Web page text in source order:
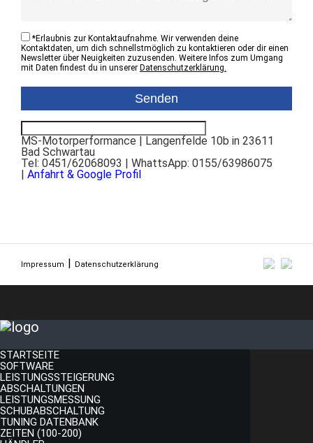
*Erlaubnis zur Kontaktaufnahme. Wir verwenden deine
Kontaktdaten, um dich schnellstmöglich zu kontaktieren oder dir einen
Newsletter über Neuigkeiten zuzusenden. Weitere Infos zum Umgang
mit Daten findest du in unserer Datenschutzerklärung.
MS-Motorperformance | Langenfelde 10b in 23611
Bad Schwartau
Tel: 0451/62068093 | WhattsApp: 0155/63986075
| Anfahrt & Google Profil
Impressum Datenschutzerklärung
STARTSEITE
SOFTWARE
LEISTUNGSSTEIGERUNG
ABSCHALTUNGEN
LEISTUNGSMESSUNG
SCHUBABSCHALTUNG
TUNING DATENBANK
ZEITEN (100-200)